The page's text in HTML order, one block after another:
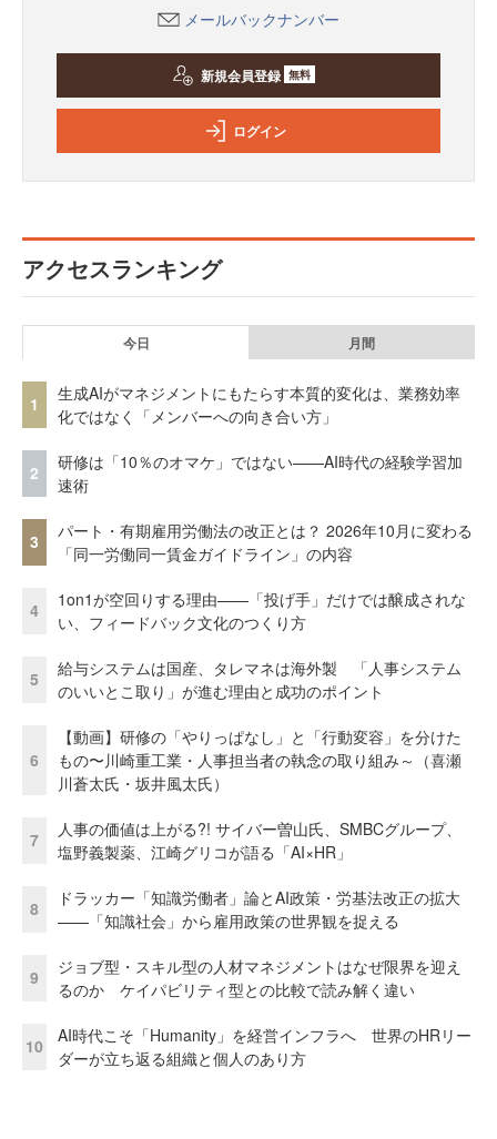
メールバックナンバー
新規会員登録 無料
ログイン
アクセスランキング
今日 月間
1
生成AIがマネジメントにもたらす本質的変化は、業務効率
化ではなく「メンバーへの向き合い方」
2
研修は「10％のオマケ」ではない——AI時代の経験学習加
速術
3
パート・有期雇用労働法の改正とは？ 2026年10月に変わる
「同一労働同一賃金ガイドライン」の内容
4
1on1が空回りする理由——「投げ手」だけでは醸成されな
い、フィードバック文化のつくり方
5
給与システムは国産、タレマネは海外製 「人事システム
のいいとこ取り」が進む理由と成功のポイント
6
【動画】研修の「やりっぱなし」と「行動変容」を分けた
もの〜川崎重工業・人事担当者の執念の取り組み～（喜瀬
川蒼太氏・坂井風太氏）
7
人事の価値は上がる?! サイバー曽山氏、SMBCグループ、
塩野義製薬、江崎グリコが語る「AI×HR」
8
ドラッカー「知識労働者」論とAI政策・労基法改正の拡大
——「知識社会」から雇用政策の世界観を捉える
9
ジョブ型・スキル型の人材マネジメントはなぜ限界を迎え
るのか ケイパビリティ型との比較で読み解く違い
10
AI時代こそ「Humanity」を経営インフラへ 世界のHRリー
ダーが立ち返る組織と個人のあり方